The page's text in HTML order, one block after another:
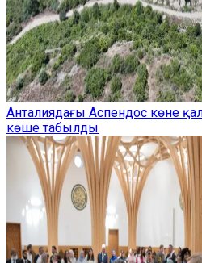
Анталиядағы Аспендос көне
көше табылды